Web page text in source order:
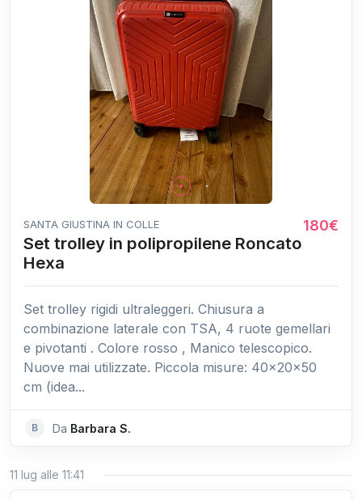
SANTA GIUSTINA IN COLLE 180€
Set trolley in polipropilene Roncato
Hexa
Set trolley rigidi ultraleggeri. Chiusura a
combinazione laterale con TSA, 4 ruote gemellari
e pivotanti . Colore rosso , Manico telescopico.
Nuove mai utilizzate. Piccola misure: 40x20x50
cm (idea...
B Da Barbara S.
11 lug alle 11:41